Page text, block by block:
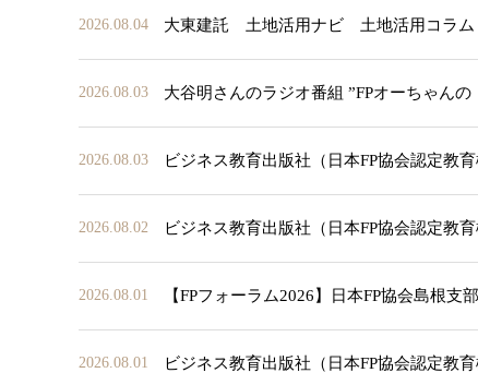
2026.08.04 大東建託 土地活用ナビ 土地活用コラム
2026.08.03 大谷明さんのラジオ番組 ”FPオーちゃん
2026.08.03 ビジネス教育出版社（日本FP協会認定教
2026.08.02 ビジネス教育出版社（日本FP協会認定教
2026.08.01 【FPフォーラム2026】日本FP協会島根支
2026.08.01 ビジネス教育出版社（日本FP協会認定教